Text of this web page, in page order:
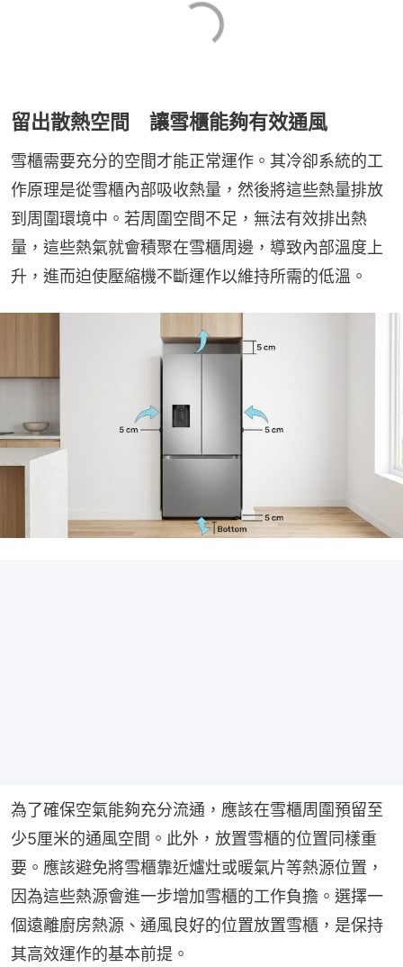
留出散熱空間 讓雪櫃能夠有效通風
雪櫃需要充分的空間才能正常運作。其冷卻系統的工
作原理是從雪櫃內部吸收熱量，然後將這些熱量排放
到周圍環境中。若周圍空間不足，無法有效排出熱
量，這些熱氣就會積聚在雪櫃周邊，導致內部溫度上
升，進而迫使壓縮機不斷運作以維持所需的低溫。
為了確保空氣能夠充分流通，應該在雪櫃周圍預留至
少5厘米的通風空間。此外，放置雪櫃的位置同樣重
要。應該避免將雪櫃靠近爐灶或暖氣片等熱源位置，
因為這些熱源會進一步增加雪櫃的工作負擔。選擇一
個遠離廚房熱源、通風良好的位置放置雪櫃，是保持
其高效運作的基本前提。